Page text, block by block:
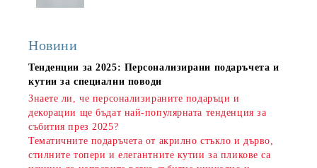
Новини
Тенденции за 2025: Персонализирани подаръчета и
кутии за специални поводи
Знаете ли, че персонализираните подаръци и
декорации ще бъдат най-популярната тенденция за
събития през 2025?
Тематичните подаръчета от акрилно стъкло и дърво,
стилните топери и елегантните кутии за пликове са